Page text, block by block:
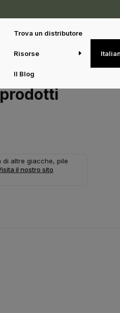
Trova un distributore
Risorse
Il Blog
di altre giacche, pile
il nostro sito